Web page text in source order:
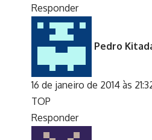
Responder
Pedro
16 de janeiro de 2014 às
TOP
Responder